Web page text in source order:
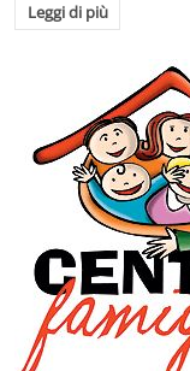
Leggi di più